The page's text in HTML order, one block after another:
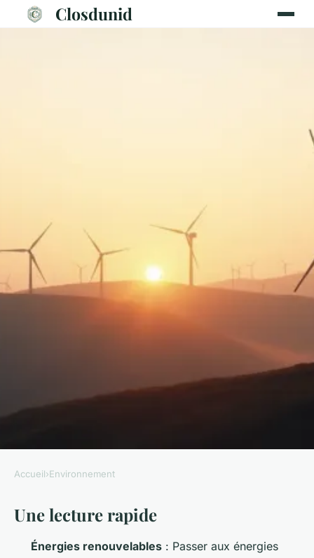
Closdunid
L'avenir s'oriente vers
l'énergie renouvelable
Accueil›Environnement
Une lecture rapide
Énergies renouvelables : Passer aux énergies